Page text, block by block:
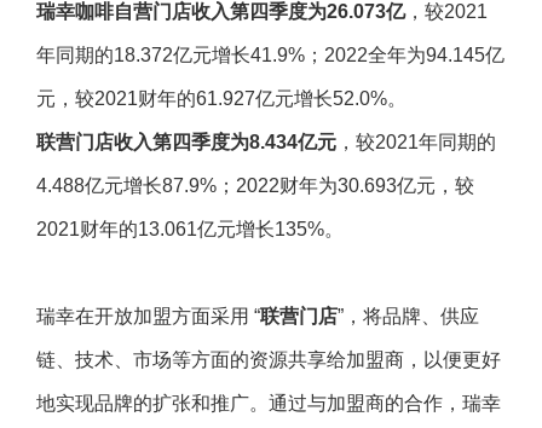
瑞幸咖啡自营门店收入第四季度为26.073亿，较2021
年同期的18.372亿元增长41.9%；2022全年为94.145亿
元，较2021财年的61.927亿元增长52.0%。
联营门店收入第四季度为8.434亿元 ，较2021年同期的
4.488亿元增长87.9%；2022财年为30.693亿元，较
2021财年的13.061亿元增长135%。
瑞幸在开放加盟方面采用 “联营门店”，将品牌、供应
链、技术、市场等方面的资源共享给加盟商，以便更好
地实现品牌的扩张和推广。通过与加盟商的合作，瑞幸